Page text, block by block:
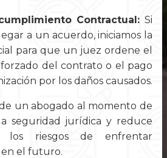
Contractual: Si
a un acuerdo, iniciamos la
para que un juez ordene el
del contrato o el pago
por los daños causados.
un abogado al momento de
seguridad jurídica y reduce
los riesgos de enfrentar
en el futuro.